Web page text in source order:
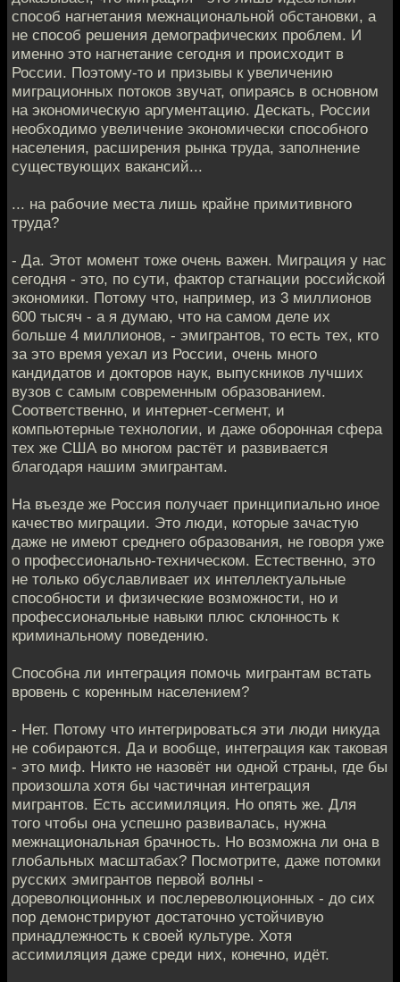
способ нагнетания межнациональной обстановки, а
не способ решения демографических проблем. И
именно это нагнетание сегодня и происходит в
России. Поэтому-то и призывы к увеличению
миграционных потоков звучат, опираясь в основном
на экономическую аргументацию. Дескать, России
необходимо увеличение экономически способного
населения, расширения рынка труда, заполнение
существующих вакансий...
... на рабочие места лишь крайне примитивного
труда?
- Да. Этот момент тоже очень важен. Миграция у нас
сегодня - это, по сути, фактор стагнации российской
экономики. Потому что, например, из 3 миллионов
600 тысяч - а я думаю, что на самом деле их
больше 4 миллионов, - эмигрантов, то есть тех, кто
за это время уехал из России, очень много
кандидатов и докторов наук, выпускников лучших
вузов с самым современным образованием.
Соответственно, и интернет-сегмент, и
компьютерные технологии, и даже оборонная сфера
тех же США во многом растёт и развивается
благодаря нашим эмигрантам.
На въезде же Россия получает принципиально иное
качество миграции. Это люди, которые зачастую
даже не имеют среднего образования, не говоря уже
о профессионально-техническом. Естественно, это
не только обуславливает их интеллектуальные
способности и физические возможности, но и
профессиональные навыки плюс склонность к
криминальному поведению.
Способна ли интеграция помочь мигрантам встать
вровень с коренным населением?
- Нет. Потому что интегрироваться эти люди никуда
не собираются. Да и вообще, интеграция как таковая
- это миф. Никто не назовёт ни одной страны, где бы
произошла хотя бы частичная интеграция
мигрантов. Есть ассимиляция. Но опять же. Для
того чтобы она успешно развивалась, нужна
межнациональная брачность. Но возможна ли она в
глобальных масштабах? Посмотрите, даже потомки
русских эмигрантов первой волны -
дореволюционных и послереволюционных - до сих
пор демонстрируют достаточно устойчивую
принадлежность к своей культуре. Хотя
ассимиляция даже среди них, конечно, идёт.